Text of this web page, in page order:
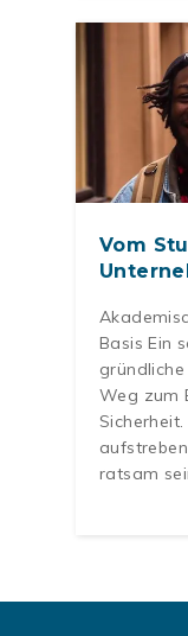
Vom
Basis Ein
Weg zum
ratsam